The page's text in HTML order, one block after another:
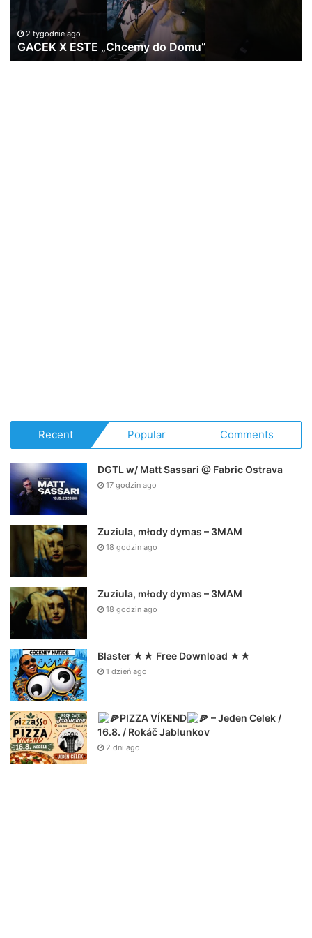
2 tygodnie ago
GACEK X ESTE „Chcemy do Domu”
Recent Popular Comments
DGTL w/ Matt Sassari @ Fabric Ostrava
17 godzin ago
Zuziula, młody dymas – 3MAM
18 godzin ago
Zuziula, młody dymas – 3MAM
18 godzin ago
Blaster ★★ Free Download ★★
1 dzień ago
PIZZA VÍKEND
– Jeden Celek /
16.8. / Rokáč Jablunkov
2 dni ago